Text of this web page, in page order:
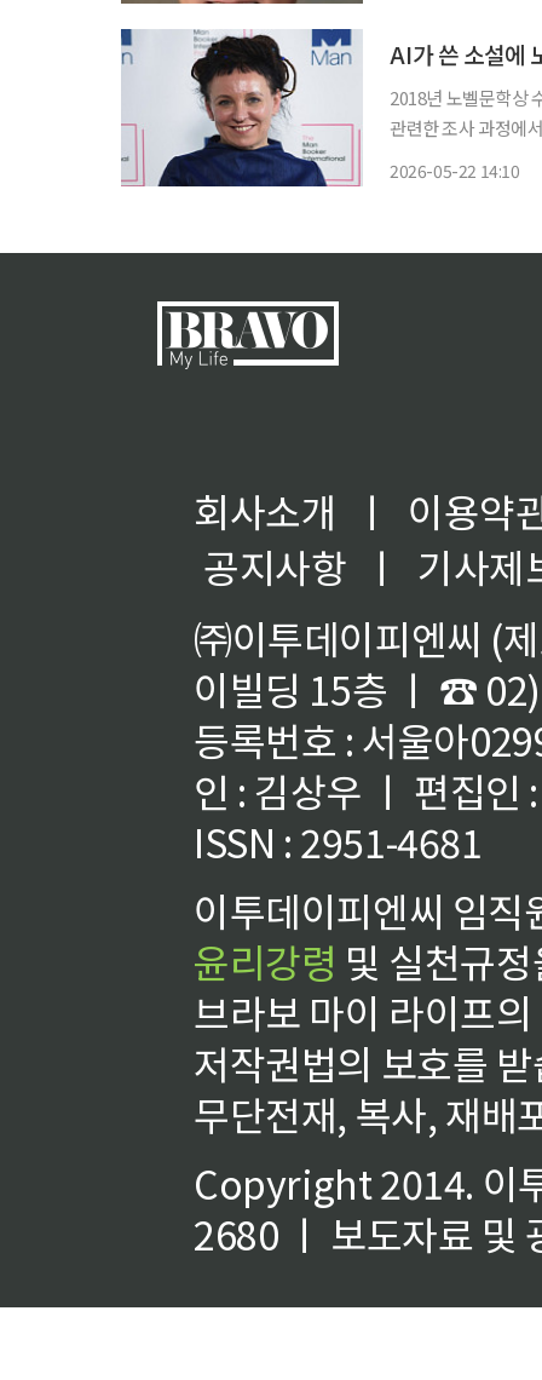
AI가 쓴 소설에
2018년 노벨문학상
관련한 조사 과정에
2026-05-22 14:10
회사소개 ㅣ
이용약
공지사항
ㅣ
기사제
㈜이투데이피엔씨 (
이빌딩 15층 ㅣ ☎
등록번호 : 서울아
인 : 김상우 ㅣ 편집인
ISSN : 2951-4681
이투데이피엔씨 임
윤리강령 및 실천규
브라보 마이 라이프
저작권법의 보호를
무단전재, 복사, 재배
Copyright 2014. 이
2680 ㅣ 보도자료